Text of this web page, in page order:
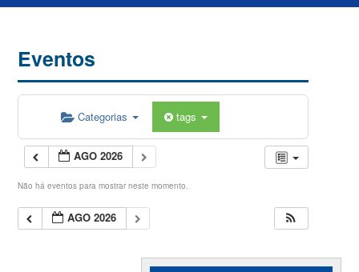
Eventos
Categorias tags
AGO 2026
Não há eventos para mostrar neste momento.
AGO 2026